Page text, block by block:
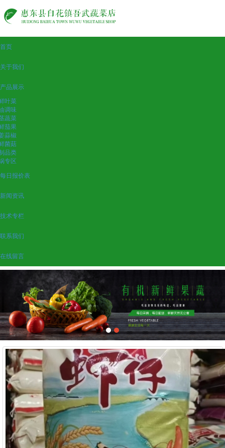
首页
关于我们
产品展示
叶菜
调味
蔬菜
茄果
蒜椒
菌菇
品类
专区
每日报价表
新闻资讯
技术专栏
联系我们
在线留言